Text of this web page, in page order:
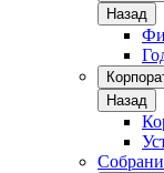
Назад
Назад